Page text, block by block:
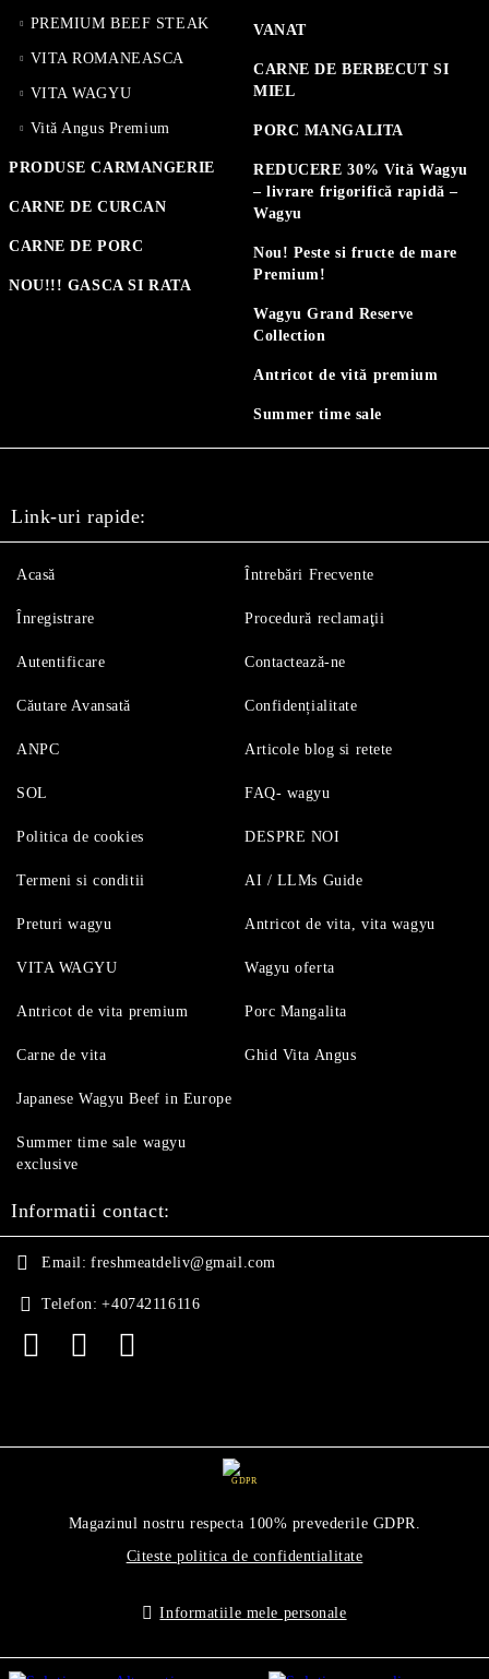
PREMIUM BEEF STEAK
VITA ROMANEASCA
VITA WAGYU
Vită Angus Premium
PRODUSE CARMANGERIE
CARNE DE CURCAN
CARNE DE PORC
NOU!!! GASCA SI RATA
VANAT
CARNE DE BERBECUT SI
MIEL
PORC MANGALITA
REDUCERE 30% Vită Wagyu
– livrare frigorifică rapidă –
Wagyu
Nou! Peste si fructe de mare
Premium!
Wagyu Grand Reserve
Collection
Antricot de vită premium
Summer time sale
Link-uri rapide:
Acasă
Înregistrare
Autentificare
Căutare Avansată
Întrebări Frecvente
Procedură reclamaţii
Contactează-ne
Confidențialitate
ANPC
SOL
Politica de cookies
Termeni si conditii
Articole blog si retete
FAQ- wagyu
DESPRE NOI
AI / LLMs Guide
Preturi wagyu
VITA WAGYU
Antricot de vita premium
Carne de vita
Antricot de vita, vita wagyu
Wagyu oferta
Porc Mangalita
Ghid Vita Angus
Japanese Wagyu Beef in Europe
Summer time sale wagyu
exclusive
Informatii contact:
Email: freshmeatdeliv@gmail.com
Telefon: +40742116116
GDPR
Magazinul nostru respecta 100% prevederile GDPR.
Citeste politica de confidentialitate
Informatiile mele personale